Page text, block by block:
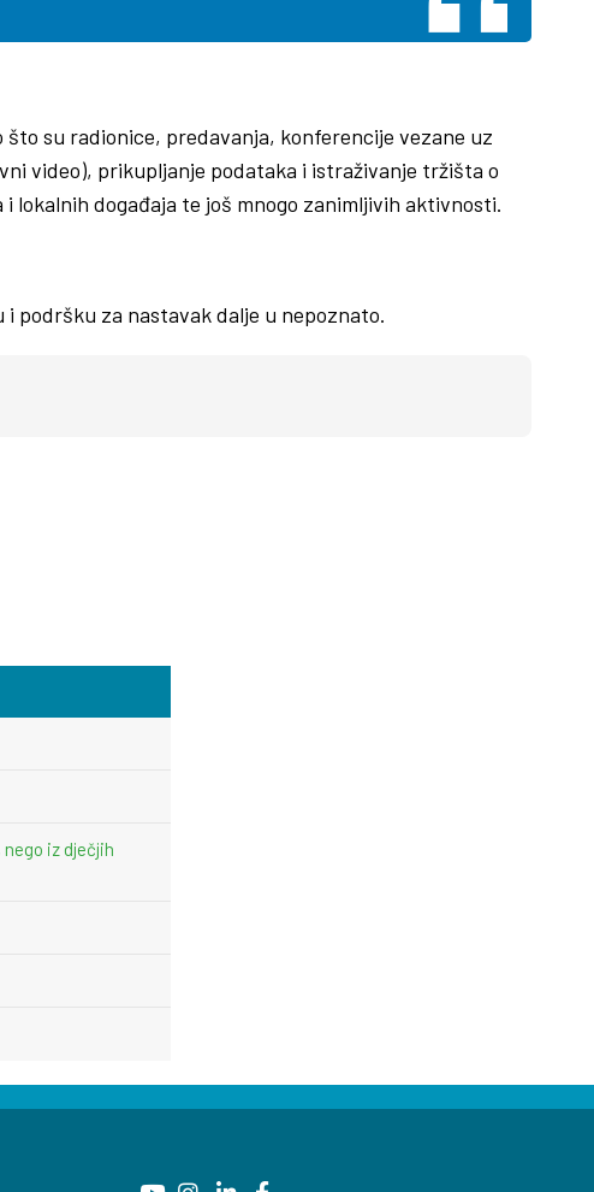
su radionice, predavanja, konferencije vezane uz
video), prikupljanje podataka i istraživanje tržišta o
lokalnih događaja te još mnogo zanimljivih aktivnosti.
podršku za nastavak dalje u nepoznato.
iz dječjih